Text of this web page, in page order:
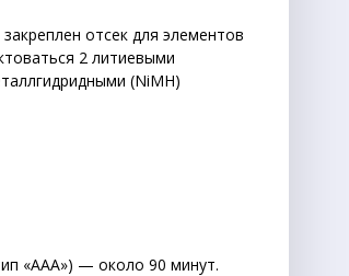
отсек для элементов
2 литиевыми
(NiMH)
«AAA») — около 90 минут.